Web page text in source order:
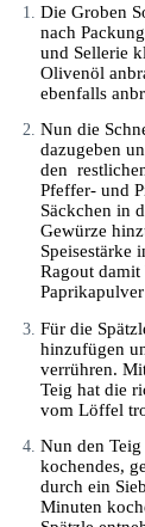
Die Groben
nach
und Sellerie
Olivenöl
ebenfalls
Nun die
dazugeben
den
Pfeffer- und
Säckchen in
Gewürze
Speisestärke
Ragout
Für die
hinzufügen
verrühren.
Teig hat die
vom Löffel
Nun den
kochendes,
durch ein
Minuten